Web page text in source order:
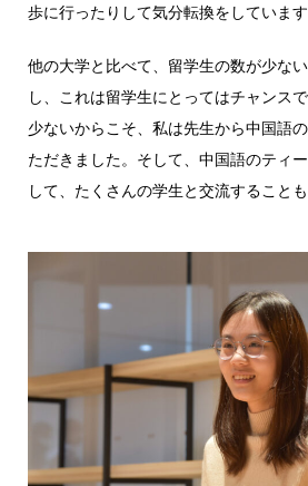
歩に行ったりして気分転換をしています
他の大学と比べて、留学生の数が少な
し、これは留学生にとってはチャンス
少ないからこそ、私は先生から中国語
ただきました。そして、中国語のティ
して、たくさんの学生と交流することも